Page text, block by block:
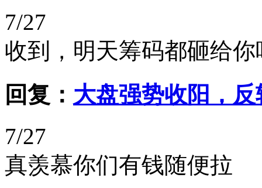
7/27
收到，明天筹码都砸给你
回复： 大盘强势收阳，
7/27
真羡慕你们有钱随便拉